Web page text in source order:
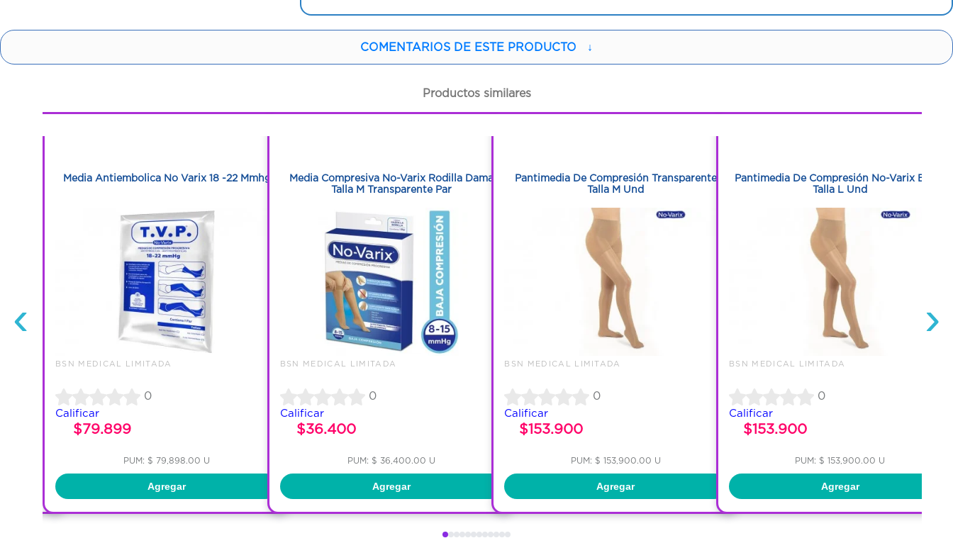
COMENTARIOS DE ESTE PRODUCTO ↓
Productos similares
‹
Media Antiembolica No Varix 18 -22 Mmhg
BSN MEDICAL LIMITADA
0
Calificar
$79.899
PUM: $ 79,898.00 U
Agregar
Media Compresiva No-Varix Rodilla Dama
Talla M Transparente Par
BSN MEDICAL LIMITADA
0
Calificar
$36.400
PUM: $ 36,400.00 U
Agregar
Pantimedia De Compresión Transparente
Talla M Und
BSN MEDICAL LIMITADA
0
Calificar
$153.900
PUM: $ 153,900.00 U
Agregar
Pantimedia De Compresión No-Varix Beige
Talla L Und
BSN MEDICAL LIMITADA
0
Calificar
$153.900
PUM: $ 153,900.00 U
Agregar
›